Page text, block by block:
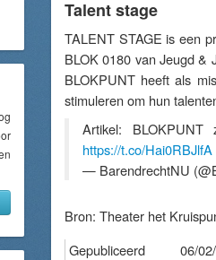
Talent stage
TALENT STAGE is een
BLOK 0180 van Jeugd &
BLOKPUNT heeft als
stimuleren om hun
Artikel:
https://t.co/Hai0RBJlfA
— BarendrechtNU
Bron: Theater het
Gepubliceerd
06/